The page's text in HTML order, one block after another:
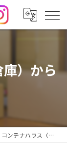
）から
コンテナハウス（貸し倉庫）からの運搬